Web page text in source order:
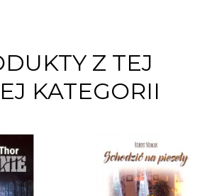
Z TEJ
KATEGORII